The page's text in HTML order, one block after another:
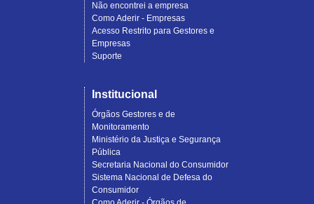
Não encontrei a empresa
Como Aderir - Empresas
Acesso Restrito para Gestores e
Empresas
Suporte
Institucional
Órgãos Gestores e de
Monitoramento
Ministério da Justiça e Segurança
Pública
Secretaria Nacional do Consumidor
Sistema Nacional de Defesa do
Consumidor